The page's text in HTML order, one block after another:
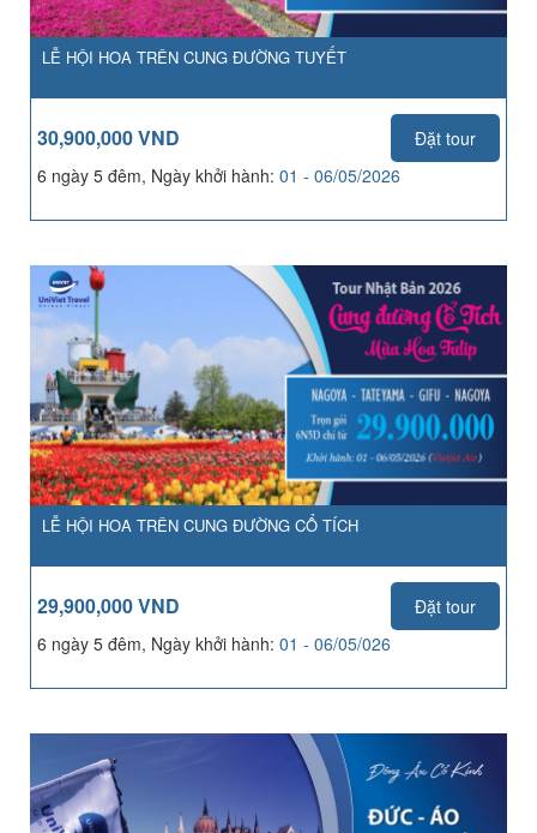
LỄ HỘI HOA TRÊN CUNG ĐƯỜNG TUYẾT
30,900,000 VND
Đặt tour
6 ngày 5 đêm, Ngày khởi hành: 01 - 06/05/2026
LỄ HỘI HOA TRÊN CUNG ĐƯỜNG CỔ TÍCH
29,900,000 VND
Đặt tour
6 ngày 5 đêm, Ngày khởi hành: 01 - 06/05/026